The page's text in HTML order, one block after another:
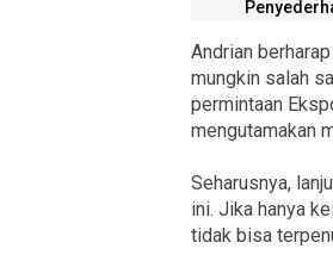
Andrian
mungkin salah
permintaan
mengutamakan
Seharusnya,
ini. Jika hanya
tidak bisa